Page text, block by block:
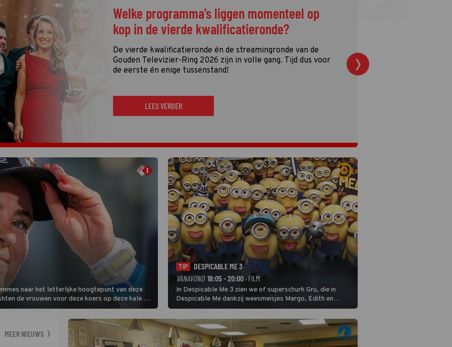
Welke programma's liggen momenteel op
kop in de vierde kwalificatieronde?
De vierde kwalificatieronde én de streamingronde van de
Gouden Televizier-Ring 2026 zijn in volle gang. Tijd dus voor
de eerste én enige tussenstand!
LEES VERDER
naar het letterlijke hoogtepunt van deze
de vrouwen voor deze koers op deze kale col
slotklim is vlak.
TIP
DESPICABLE ME 3
VANAVOND 18:05 - 20:00 · FILM
In Despicable Me 3 zien we of superschurk Gru, die in
Despicable Me dankzij weesmeisjes Margo, Edith en
Agnes de overstap naar het rechte pad maakte, ook op
dat pad weet te blijven.
MEER NIEUWS